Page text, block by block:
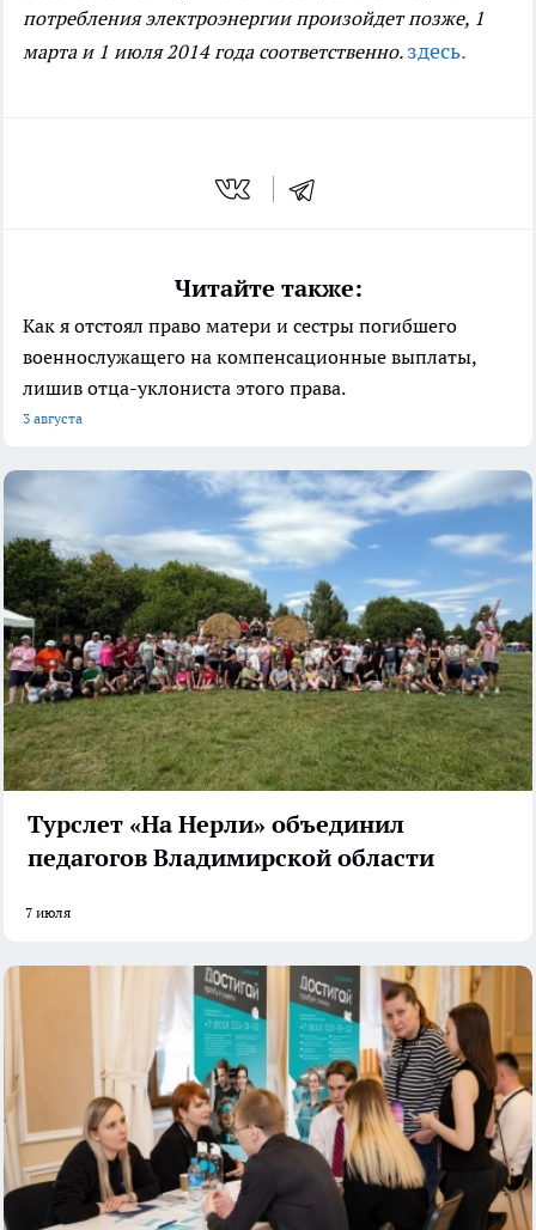
потребления электроэнергии произойдет позже, 1
марта и 1 июля 2014 года соответственно. здесь.
Читайте также:
Как я отстоял право матери и сестры погибшего
военнослужащего на компенсационные выплаты,
лишив отца-уклониста этого права.
3 августа
Турслет «На Нерли» объединил
педагогов Владимирской области
7 июля